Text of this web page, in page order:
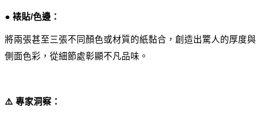
● 裱貼/色邊：
將兩張甚至三張不同顏色或材質的紙黏合，創造出驚人的厚度與
側面色彩，從細節處彰顯不凡品味。
⚠️ 專家洞察：